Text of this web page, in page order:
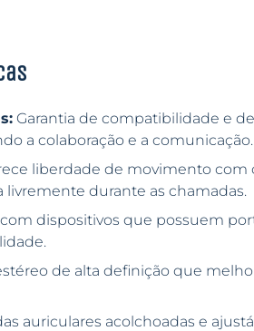
Garantia de compatibilidade e
a colaboração e a comunicação.
liberdade de movimento com
durante as chamadas.
dispositivos que possuem
de alta definição que
auriculares acolchoadas e